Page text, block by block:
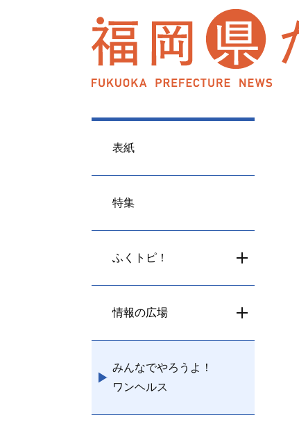
表紙
特集
ふくトピ！
情報の広場
みんなでやろうよ！
ワンヘルス